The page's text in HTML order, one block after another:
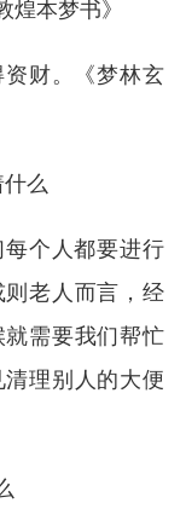
本梦书》
财。《梦林玄
么
个人都要进行
老人而言，经
需要我们帮忙
理别人的大便